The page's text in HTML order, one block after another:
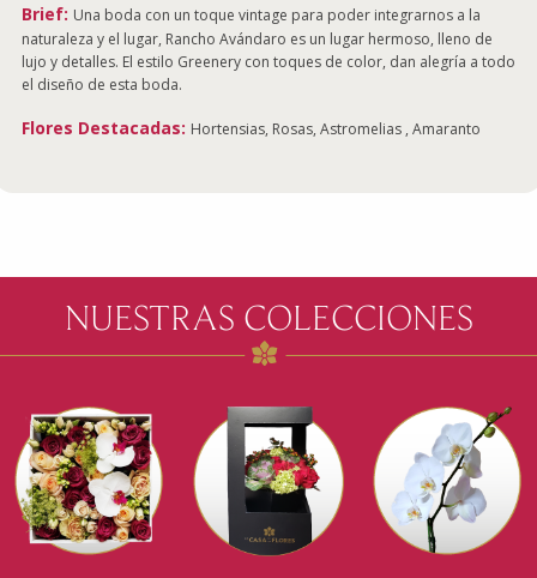
Brief: Una boda con un toque vintage para poder integrarnos a la
naturaleza y el lugar, Rancho Avándaro es un lugar hermoso, lleno de
lujo y detalles. El estilo Greenery con toques de color, dan alegría a todo
el diseño de esta boda.
Flores Destacadas: Hortensias, Rosas, Astromelias , Amaranto
NUESTRAS COLECCIONES